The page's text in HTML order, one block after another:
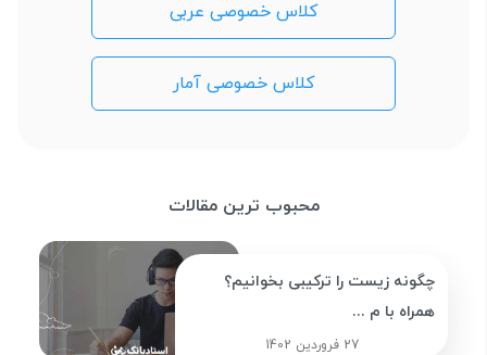
کلاس خصوصی عربی
کلاس خصوصی آمار
محبوب ترین مقالات
چگونه زیست را ترکیبی بخوانیم؟
همراه با م ...
27 فروردین 1402